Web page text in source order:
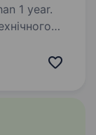
1 year.